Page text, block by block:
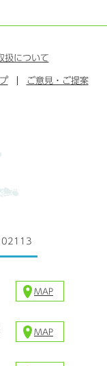
ラ
扱について
ご意見・ご提案
MAP
MAP